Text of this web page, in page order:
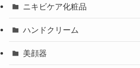
ニキビケア化粧品
ハンドクリーム
美顔器